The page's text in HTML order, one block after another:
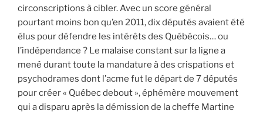
circonscriptions à cibler. Avec un score général
pourtant moins bon qu’en 2011, dix députés avaient été
élus pour défendre les intérêts des Québécois… ou
l’indépendance ? Le malaise constant sur la ligne a
mené durant toute la mandature à des crispations et
psychodrames dont l’acme fut le départ de 7 députés
pour créer « Québec debout », éphémère mouvement
qui a disparu après la démission de la cheffe Martine